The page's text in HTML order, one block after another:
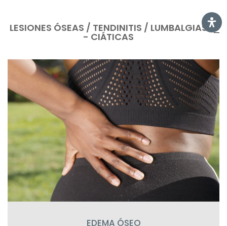
LESIONES ÓSEAS / TENDINITIS / LUMBALGIAS
- CIÁTICAS
EDEMA ÓSEO